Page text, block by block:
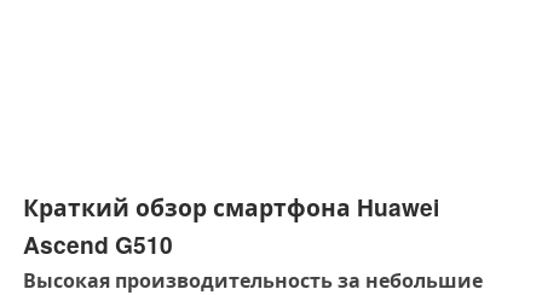
Краткий обзор смартфона Huawei
Ascend G510
Высокая производительность за небольшие